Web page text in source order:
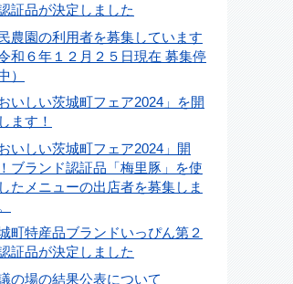
証品が決定しました
農園の利用者を募集しています
令和６年１２月２５日現在 募集停
）
おいしい茨城町フェア2024」を開
ます！
おいしい茨城町フェア2024」開
ブランド認証品「梅里豚」を使
たメニューの出店者を募集しま
町特産品ブランドいっぴん第２
証品が決定しました
の場の結果公表について